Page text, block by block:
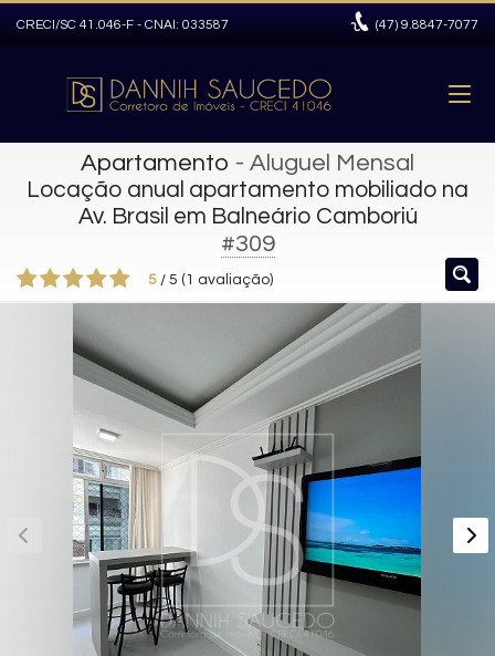
CRECI/SC 41.046-F - CNAI: 033587 (47) 9.8847-7077
Apartamento - Aluguel Mensal
Locação anual apartamento mobiliado na
Av. Brasil em Balneário Camboriú
#309
5 / 5 ( 1 avaliação)